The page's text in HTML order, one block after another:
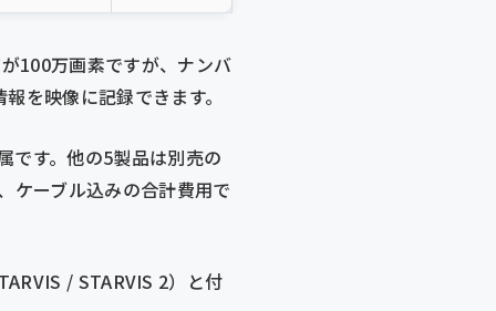
100万画素ですが、ナンバ
を映像に記録できます。
です。他の5製品は別売の
ケーブル込みの合計費用で
/ STARVIS 2）と付